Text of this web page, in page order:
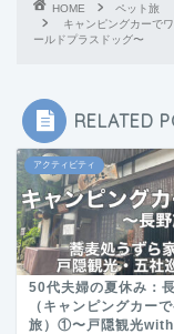
HOME
ペット旅
キャンピングカーで
ールドプラスドッグ〜
RELATED
アクティビティ
50代夫婦の夏休み：
（キャンピングカー
旅）①〜戸隠観光with